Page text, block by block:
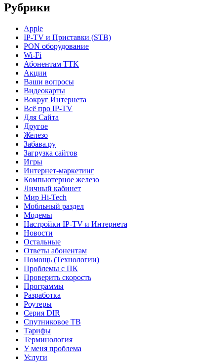
Рубрики
Apple
IP-TV и Приставки (STB)
PON оборудование
Wi-Fi
Абонентам TTK
Акции
Ваши вопросы
Видеокарты
Вокруг Интернета
Всё про IP-TV
Для Сайта
Другое
Железо
Забава.ру
Загрузка сайтов
Игры
Интернет-маркетинг
Компьютерное железо
Личный кабинет
Мир Hi-Tech
Мобльный раздел
Модемы
Настройки IP-TV и Интернета
Новости
Остальные
Ответы абонентам
Помощь (Технологии)
Проблемы с ПК
Проверить скорость
Программы
Разработка
Роутеры
Серия DIR
Спутниковое ТВ
Тарифы
Терминология
У меня проблема
Услуги